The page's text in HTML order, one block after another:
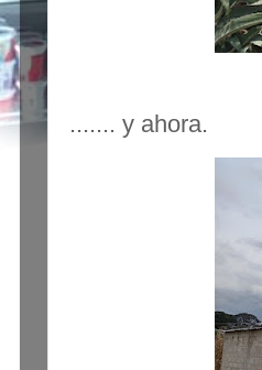
....... y ahora.